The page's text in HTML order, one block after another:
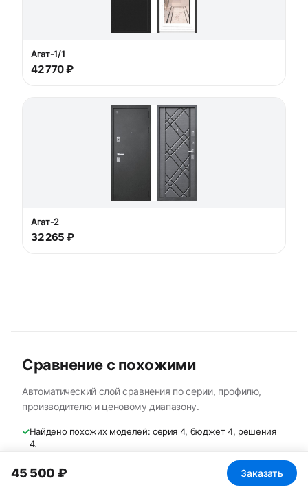
Агат-1/1
42 770 ₽
Агат-2
32 265 ₽
Сравнение с похожими
Автоматический слой сравнения по серии, профилю,
производителю и ценовому диапазону.
✓Найдено похожих моделей: серия 4, бюджет 4, решения
4.
✓ Сравнение по профилю: входная.
45 500 ₽ Заказать